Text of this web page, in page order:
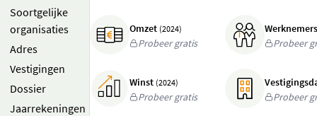
Soortgelijke
organisaties
Adres
Vestigingen
Dossier
Jaarrekeningen
Omzet (2024)
Probeer gratis
Probeer
Winst (2024)
Probeer gratis
Probeer